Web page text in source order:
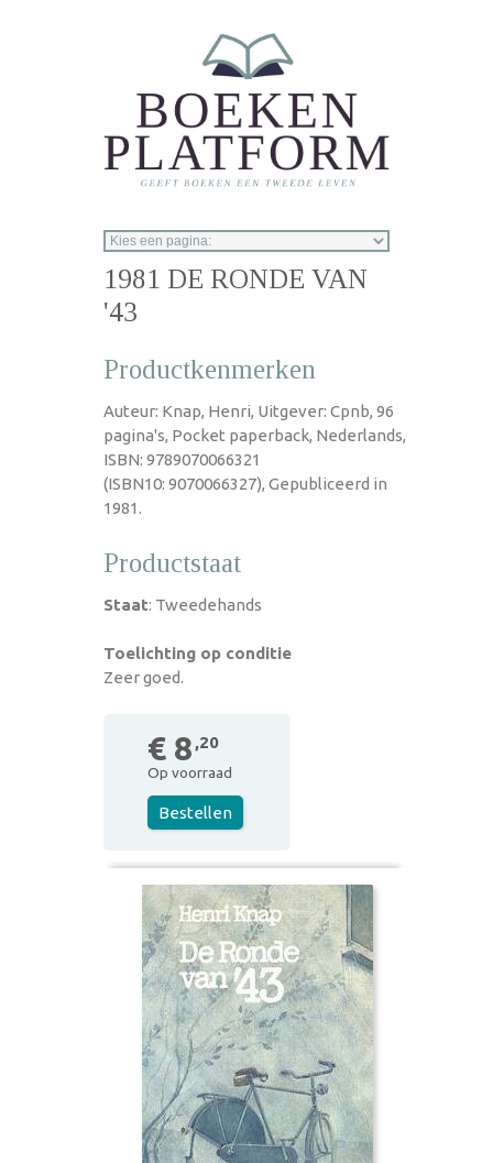
1981 DE RONDE VAN
'43
Productkenmerken
Auteur: Knap, Henri, Uitgever: Cpnb, 96
pagina's, Pocket paperback, Nederlands,
ISBN: 9789070066321
(ISBN10: 9070066327), Gepubliceerd in
1981.
Productstaat
Staat: Tweedehands
Toelichting op conditie
Zeer goed.
€ 8 ,20
Op voorraad
Bestellen